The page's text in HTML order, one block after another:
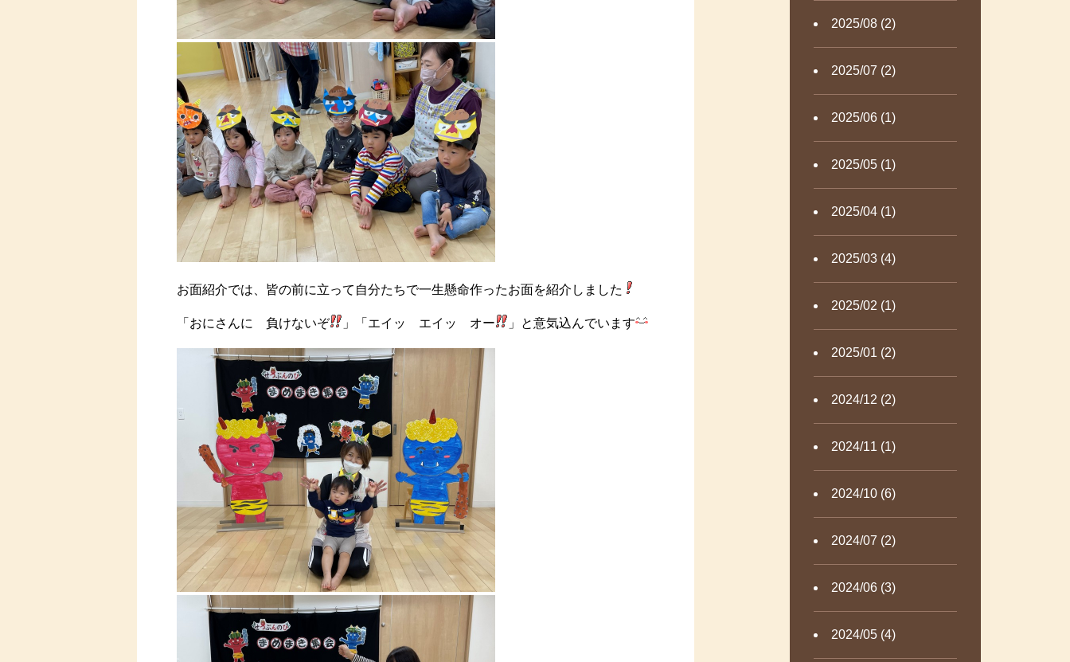
2025/08 (2)
2025/07 (2)
2025/06 (1)
2025/05 (1)
2025/04 (1)
2025/03 (4)
2025/02 (1)
2025/01 (2)
2024/12 (2)
2024/11 (1)
2024/10 (6)
2024/07 (2)
2024/06 (3)
2024/05 (4)
お面紹介では、皆の前に立って自分たちで一生懸命作ったお面を紹介しました
「おにさんに 負けないぞ 」「エイッ エイッ オー 」と意気込んでいます